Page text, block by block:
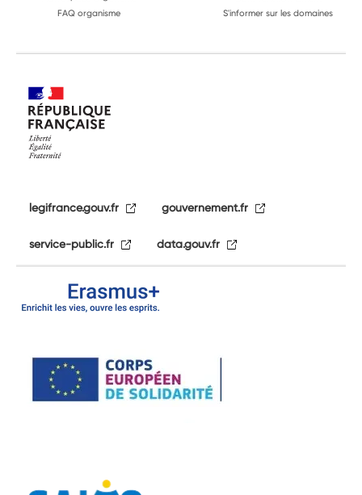
FAQ organisme
S'informer sur les domaines
legifrance.gouv.fr gouvernement.fr
service-public.fr data.gouv.fr